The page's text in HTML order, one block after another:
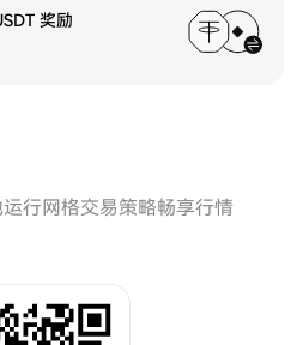
奖励
行网格交易策略畅享行情